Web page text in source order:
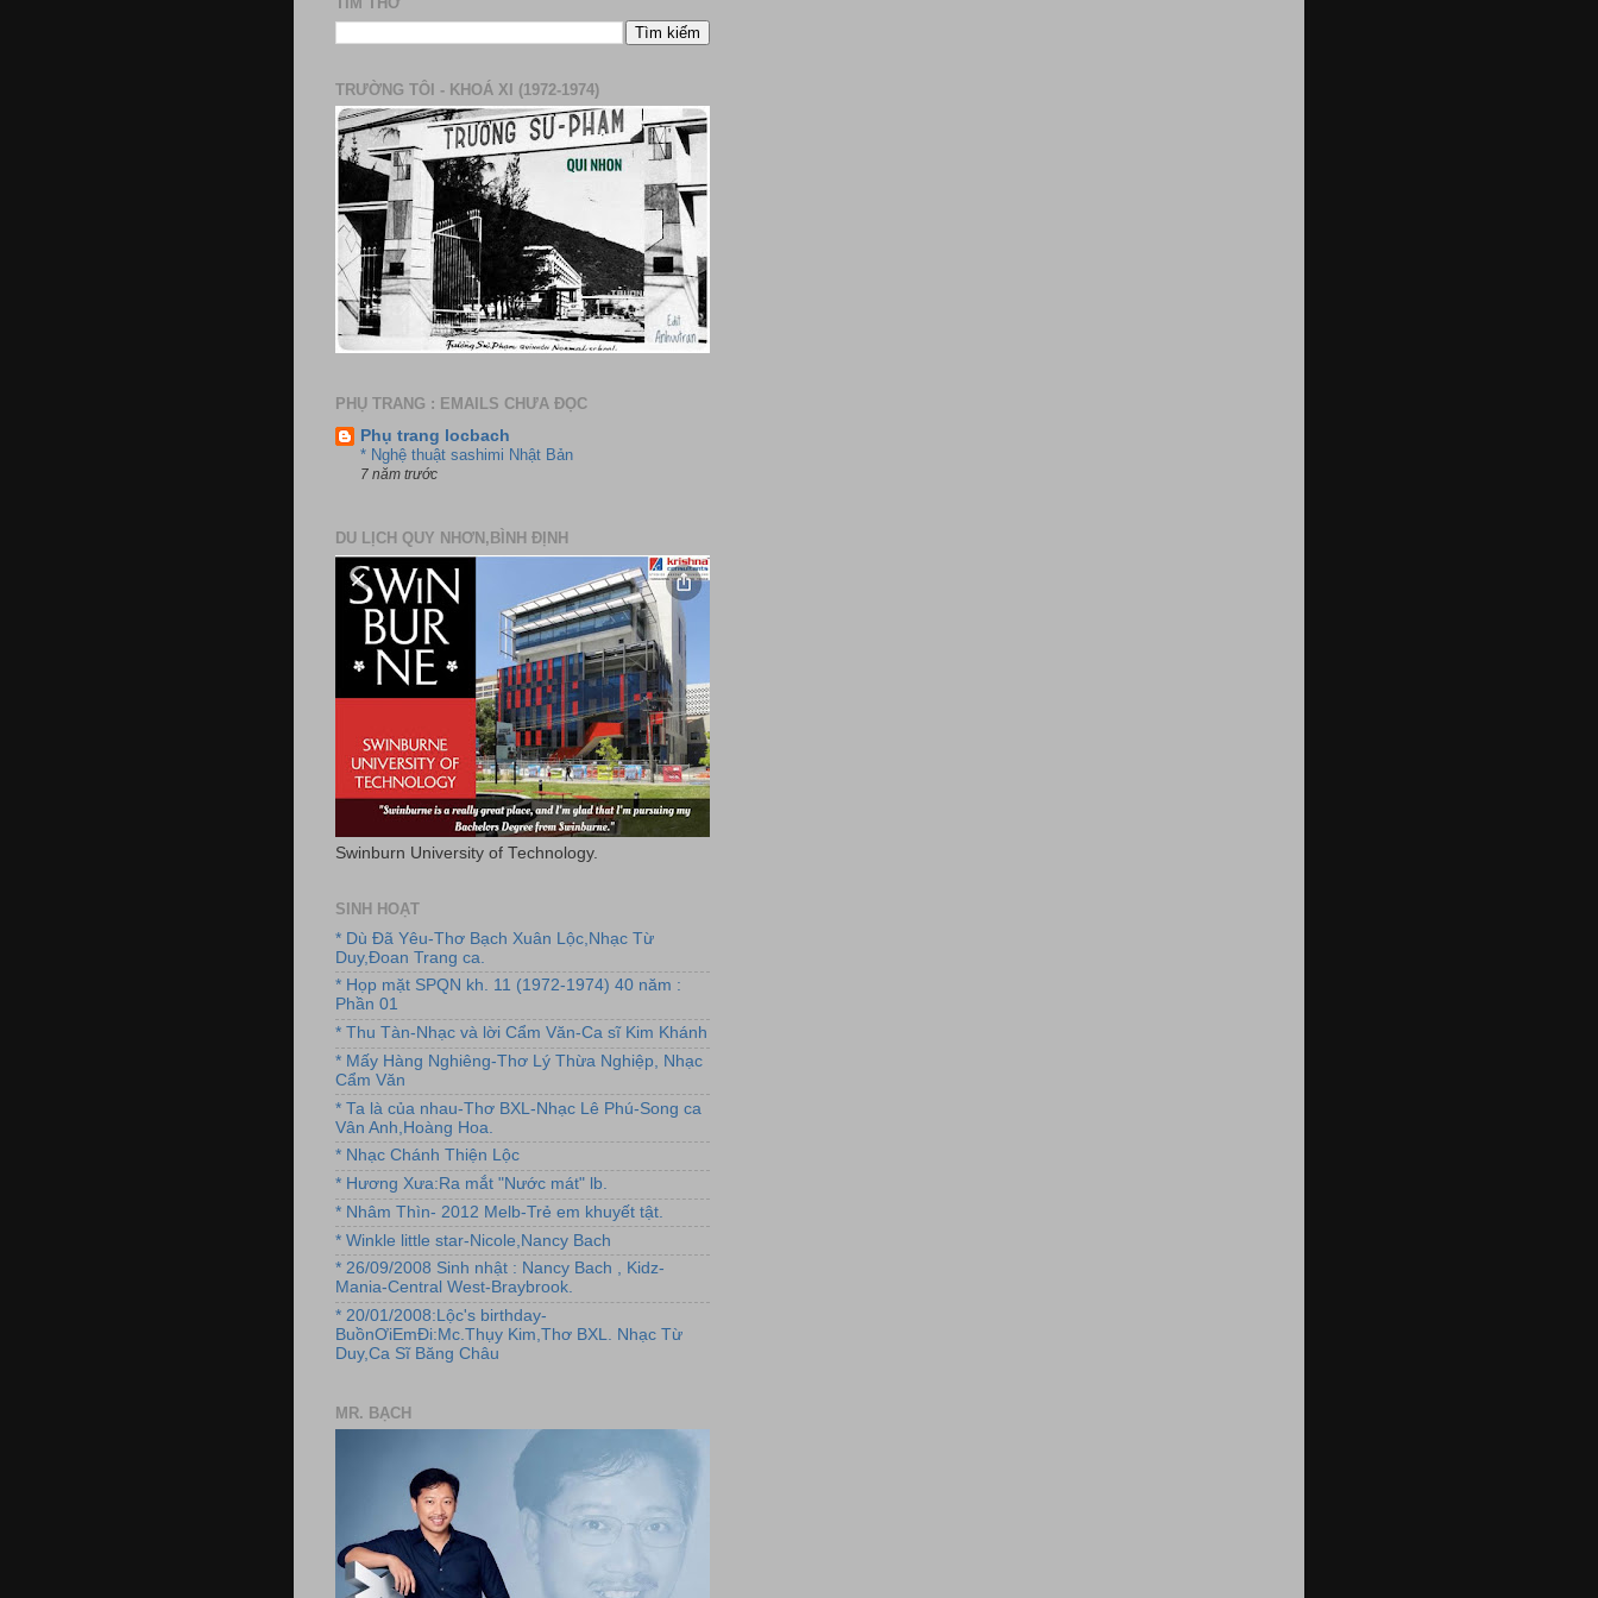
TRƯỜNG TÔI - KHOÁ XI (1972-1974)
PHỤ TRANG : EMAILS CHƯA ĐỌC
Phụ trang locbach
* Nghệ thuật sashimi Nhật Bản
7 năm trước
DU LỊCH QUY NHƠN,BÌNH ĐỊNH
Swinburn University of Technology.
SINH HOẠT
* Dù Đã Yêu-Thơ Bạch Xuân Lộc,Nhạc Từ
Duy,Đoan Trang ca.
* Họp mặt SPQN kh. 11 (1972-1974) 40 năm :
Phần 01
* Thu Tàn-Nhạc và lời Cẩm Văn-Ca sĩ Kim Khánh
* Mấy Hàng Nghiêng-Thơ Lý Thừa Nghiệp, Nhạc
Cẩm Văn
* Ta là của nhau-Thơ BXL-Nhạc Lê Phú-Song ca
Vân Anh,Hoàng Hoa.
* Nhạc Chánh Thiện Lộc
* Hương Xưa:Ra mắt "Nước mát" lb.
* Nhâm Thìn- 2012 Melb-Trẻ em khuyết tật.
* Winkle little star-Nicole,Nancy Bach
* 26/09/2008 Sinh nhật : Nancy Bach , Kidz-
Mania-Central West-Braybrook.
* 20/01/2008:Lộc's birthday-
BuồnƠiEmĐi:Mc.Thụy Kim,Thơ BXL. Nhạc Từ
Duy,Ca Sĩ Băng Châu
MR. BẠCH